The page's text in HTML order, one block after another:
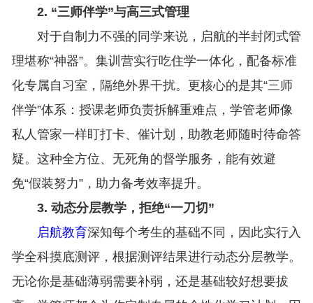
2. “三师伴学”与高三式管理
对于自制力不强的同学来说，启航的半封闭式管
理堪称“神器”。集训营实行吃住学一体化，配备标准
化专属自习室，隔绝外界干扰。更核心的是其“三师
伴学”体系：授课老师负责拆解重难点，学管老师像
私人管家一样盯打卡、催计划，助教老师随时待命答
疑。这种全方位、无死角的督学服务，能有效避
免“假装努力”，助力备考效率提升。
3. 动态分层教学，拒绝“一刀切”
启航教育深知每个考生的基础不同，因此实行入
学全科摸底测评，根据测评结果进行动态分层教学。
无论你是基础薄弱需要补弱，还是基础较好想要拔